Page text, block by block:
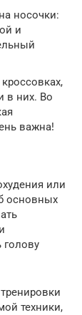
носочки:
и
в них. Во
важна!
или
основных
голову
техники,